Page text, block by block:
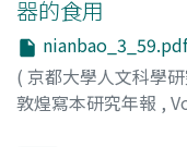
器的食用
( 京都大學人文科學
敦煌寫本研究年報 ,